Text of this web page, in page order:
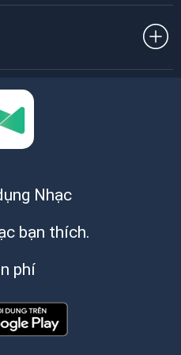
Nhạc
bạn thích.
phí